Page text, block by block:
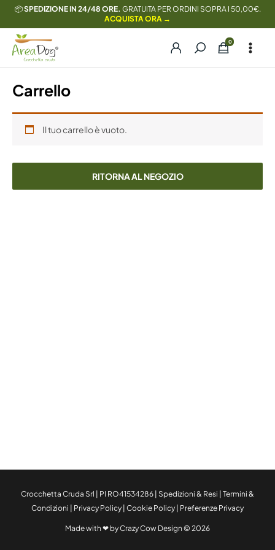
contenuto
📦SPEDIZIONE IN 24/48 ORE. GRATUITA PER ORDINI SOPRA I 50,00€.
ACQUISTA ORA →
Carrello
Il tuo carrello è vuoto.
RITORNA AL NEGOZIO
Crocchetta Cruda Srl | PI RO41534286 | Spedizioni & Resi Termini &
Condizioni
Privacy Policy Cookie Policy Preferenze Privacy
Made with ❤ by Crazy Cow Design © 2026